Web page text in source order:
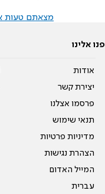
מצאתם טעות
פנו אלינו
אודות
יצירת קשר
פרסמו אצלנו
תנאי שימוש
מדיניות פרטיות
הצהרת נגישות
המייל האדום
עברית